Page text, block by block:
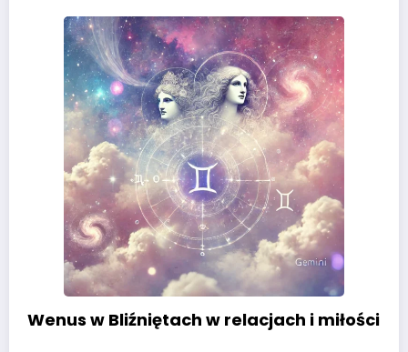
Wenus w Bliźniętach w relacjach i miłości